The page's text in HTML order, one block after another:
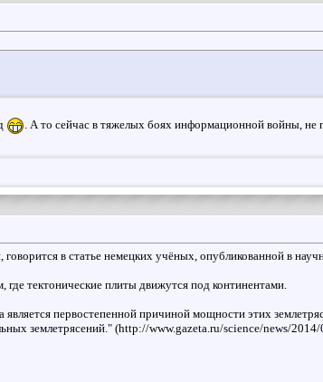
. А то сейчас в тяжелых боях информационной войны, не
в статье немецких учёных, опубликованной в
тектонические плиты движутся под континентами.
первостепенной причиной мощности этих
землетрясений." (http://www.gazeta.ru/science/news/